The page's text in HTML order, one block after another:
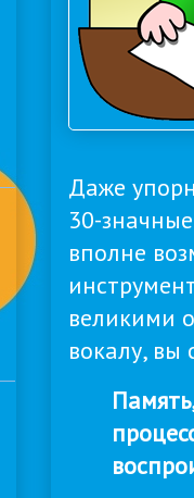
Даже
30-
вполне
великими
вокалу, вы